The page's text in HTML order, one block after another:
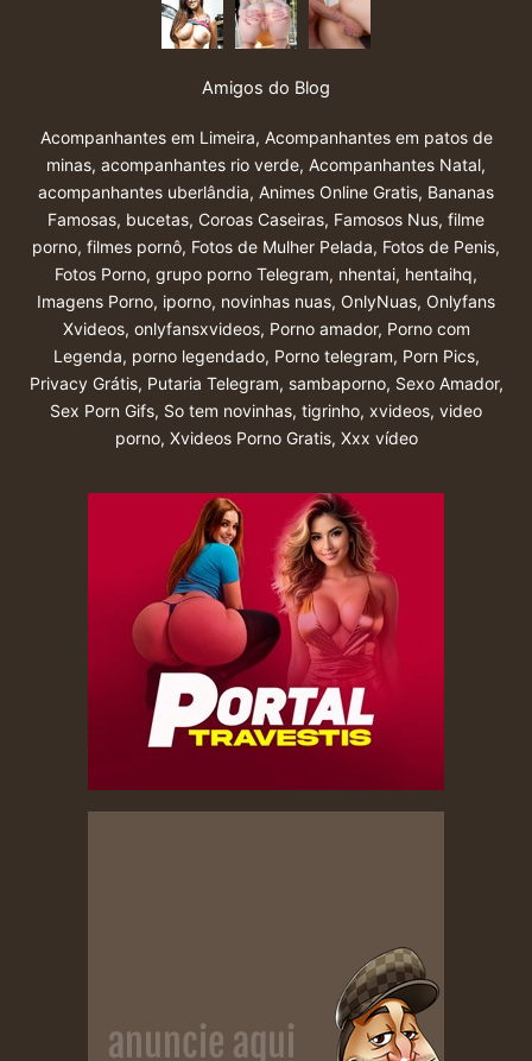
Amigos do Blog
Acompanhantes em Limeira, Acompanhantes em patos de
minas, acompanhantes rio verde, Acompanhantes Natal,
acompanhantes uberlândia, Animes Online Gratis, Bananas
Famosas, bucetas, Coroas Caseiras, Famosos Nus, filme
porno, filmes pornô, Fotos de Mulher Pelada, Fotos de Penis,
Fotos Porno, grupo porno Telegram, nhentai, hentaihq,
Imagens Porno, iporno, novinhas nuas, OnlyNuas, Onlyfans
Xvideos, onlyfansxvideos, Porno amador, Porno com
Legenda, porno legendado, Porno telegram, Porn Pics,
Privacy Grátis, Putaria Telegram, sambaporno, Sexo Amador,
Sex Porn Gifs, So tem novinhas, tigrinho, xvideos, video
porno, Xvideos Porno Gratis, Xxx vídeo